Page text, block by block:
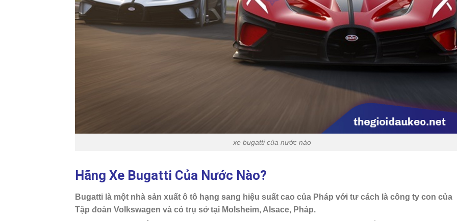
xe bugatti của nước nào
Hãng Xe Bugatti Của Nước Nào?
Bugatti là một nhà sản xuất ô tô hạng sang hiệu suất cao của Pháp với tư cách là công ty con của
Tập đoàn Volkswagen và có trụ sở tại Molsheim, Alsace, Pháp.